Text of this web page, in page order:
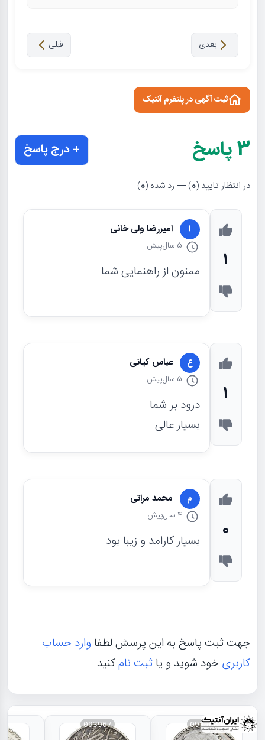
قبلی بعدی
ثبت آگهی در پلتفرم آنتیک
3پاسخ + درج پاسخ
در انتظار تایید (0) — رد شده (0
)
1
ا امیررضا ولی خانی
5 سال پیش
ممنون از راهنمایی شما
1
ع عباس کیانی
5 سال پیش
درود بر شما
بسیار عالی
0
م محمد مراتی
4 سال پیش
بسیار کارامد و زیبا بود
جهت ثبت پاسخ به این پرسش لطفا وارد حساب
کاربریخود شوید و یاثبت نامکنید
093968
093967